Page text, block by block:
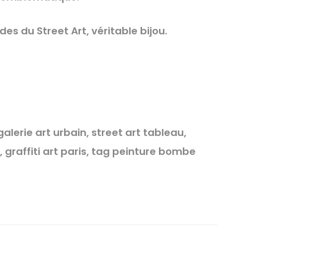
du Street Art, véritable bijou.
art urbain, street art tableau,
art paris, tag peinture bombe